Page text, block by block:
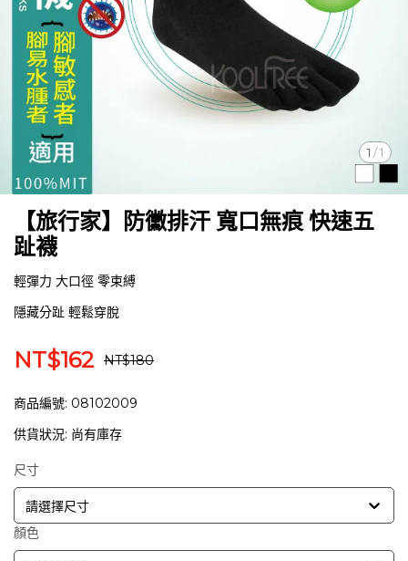
1 /1
【旅行家】防黴排汗 寬口無痕 快速五
趾襪
輕彈力 大口徑 零束縛
隱藏分趾 輕鬆穿脫
NT$162 NT$180
商品編號: 08102009
供貨狀況: 尚有庫存
尺寸
請選擇尺寸
顏色